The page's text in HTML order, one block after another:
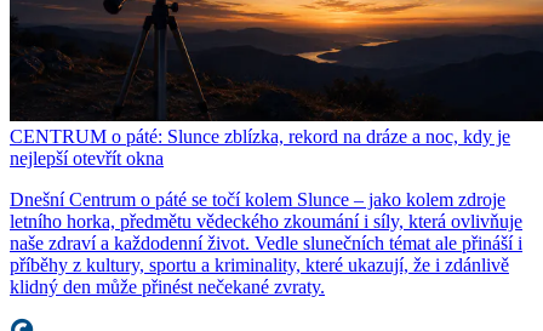
CENTRUM o páté: Slunce zblízka, rekord na dráze a noc, kdy je
nejlepší otevřít okna
Dnešní Centrum o páté se točí kolem Slunce – jako kolem zdroje
letního horka, předmětu vědeckého zkoumání i síly, která ovlivňuje
naše zdraví a každodenní život. Vedle slunečních témat ale přináší i
příběhy z kultury, sportu a kriminality, které ukazují, že i zdánlivě
klidný den může přinést nečekané zvraty.